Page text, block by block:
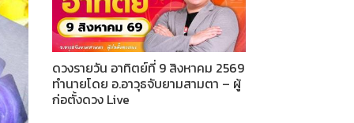
ดวงรายวัน อาทิตย์ที่ 9 สิงหาคม 2569
ทำนายโดย อ.อาวุธจับยามสามตา – ผู้
ก่อตั้งดวง Live